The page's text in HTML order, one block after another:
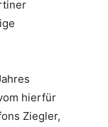
hierfür
Ziegler,